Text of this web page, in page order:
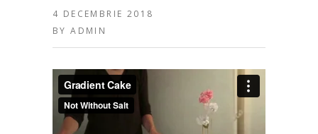
4 DECEMBRIE 2018
BYADMIN